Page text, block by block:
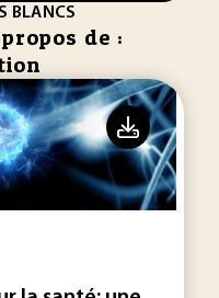
BLANCS
de :